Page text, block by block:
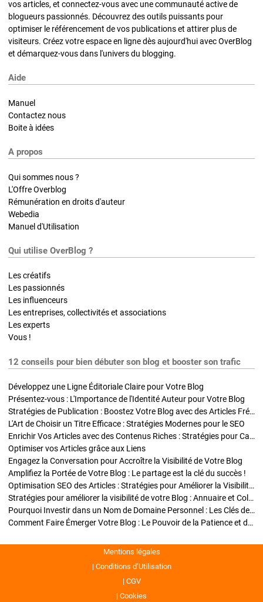
vos articles, et connectez-vous avec une communauté active de
blogueurs passionnés. Découvrez des outils puissants pour
optimiser le référencement de vos publications et attirer plus de
visiteurs. Créez votre espace en ligne dès aujourd'hui avec OverBlog
et démarquez-vous dans l'univers du blogging.
Aide
Manuel
Contactez nous
Boite à idées
A propos
Qui sommes nous ?
L'Offre Overblog
Rémunération en droits d'auteur
Webedia
Manuel d'Utilisation
Qui utilise OverBlog ?
Les créatifs
Les passionnés
Les influenceurs
Les entreprises, collectivités et associations
Les experts
Vous !
12 conseils pour bien débuter son blog et booster son trafic
Développez une Ligne Éditoriale Claire pour Votre Blog
Présentez-vous : L'Importance de l'Identité Auteur pour Votre Blog
Stratégies de Publication : Boostez Votre Blog avec des Articles Fréquents et Exclusifs
L'Art de Choisir un Titre Efficace : Stratégies Modernes pour le SEO
Enrichir Vos Articles avec des Contenus Riches : Stratégies pour Captiver et Optimiser
Optimiser vos Articles grâce aux Liens
Engagez la Conversation pour Accroître la Visibilité de Votre Blog
Amplifiez la Portée de Votre Blog : Le partage est la clé du succès !
Optimisation SEO des Articles : Stratégies pour Améliorer la Visibilité de Votre Blog
Stratégies pour améliorer la visibilité de votre Blog : Annuaire et Collaborations
Pourquoi Investir dans un Nom de Domaine Personnel : Les Clés de la Réussite de Votre Blog
Comment Faire Émerger Votre Blog : Le Pouvoir de la Patience et de la Persévérance
Mentions légales
Conditions d’Utilisation
CGV
Cookies